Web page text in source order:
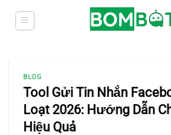
BLOG
Tool Gửi Tin Nhắn
Loạt 2026: Hướng Dẫn
Hiệu Quả